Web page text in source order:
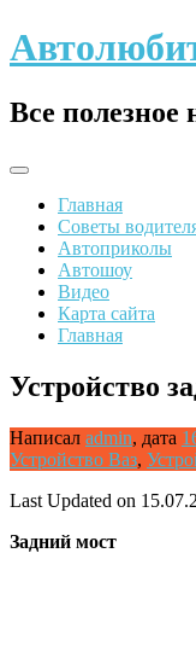
Skip
to
Все полезное
Главная
Советы
Автоприколы
Автошоу
Видео
Карта сайта
Главная
Устройство
Написал admin, дата
Устройство Ваз,
Last Updated on
Задний мост